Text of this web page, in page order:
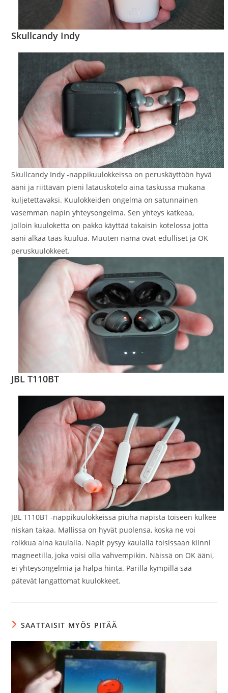
Skullcandy Indy
Skullcandy Indy -nappikuulokkeissa on peruskäyttöön hyvä
ääni ja riittävän pieni latauskotelo aina taskussa mukana
kuljetettavaksi. Kuulokkeiden ongelma on satunnainen
vasemman napin yhteysongelma. Sen yhteys katkeaa,
jolloin kuuloketta on pakko käyttää takaisin kotelossa jotta
ääni alkaa taas kuulua. Muuten nämä ovat edulliset ja OK
peruskuulokkeet.
JBL T110BT
JBL T110BT -nappikuulokkeissa piuha napista toiseen kulkee
niskan takaa. Mallissa on hyvät puolensa, koska ne voi
roikkua aina kaulalla. Napit pysyy kaulalla toisissaan kiinni
magneetilla, joka voisi olla vahvempikin. Näissä on OK ääni,
ei yhteysongelmia ja halpa hinta. Parilla kympillä saa
pätevät langattomat kuulokkeet.
SAATTAISIT MYÖS PITÄÄ